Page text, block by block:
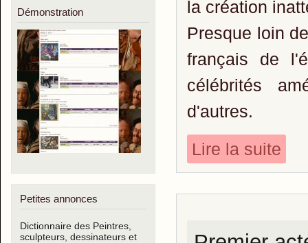
Démonstration
Petites annonces
Dictionnaire des Peintres,
sculpteurs, dessinateurs et
la création
Presque loin
français de
célébrités
d'autres.
Lire la suite